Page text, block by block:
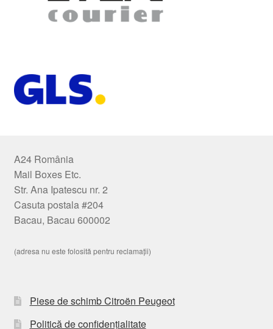
A24 România
Mail Boxes Etc.
Str. Ana Ipatescu nr. 2
Casuta postala #204
Bacau, Bacau 600002
(adresa nu este folosită pentru reclamații)
Piese de schimb Citroën Peugeot
Politică de confidențialitate